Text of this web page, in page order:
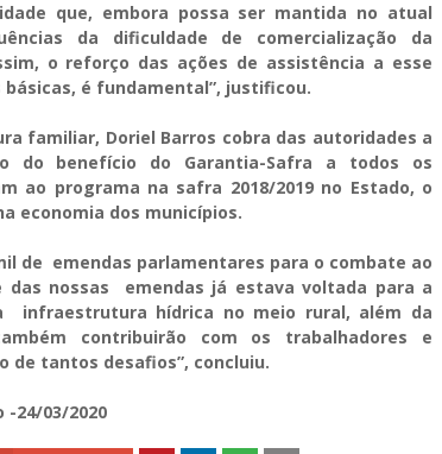
que, embora possa ser mantida no atual
da dificuldade de comercialização da
o reforço das ações de assistência a esse
é fundamental”, justificou.
familiar, Doriel Barros cobra das autoridades a
do benefício do Garantia-Safra a todos os
ao programa na safra 2018/2019 no Estado, o
economia dos municípios.
de emendas parlamentares para o combate ao
nossas emendas já estava voltada para a
infraestrutura hídrica no meio rural, além da
contribuirão com os trabalhadores e
de tantos desafios”, concluiu.
-24/03/2020